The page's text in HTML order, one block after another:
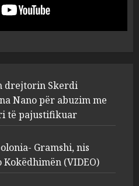
Joana Nano për
me fondet publike dhe
të pajustifikuar
Gramshi, nis
penal për Koço
(VIDEO)
27, 2025
Persona të maskuar
“One Albania”,
drejtorin Skerdi
Nano për abuzim me
të pajustifikuar
Gramshi, nis
(VIDEO)